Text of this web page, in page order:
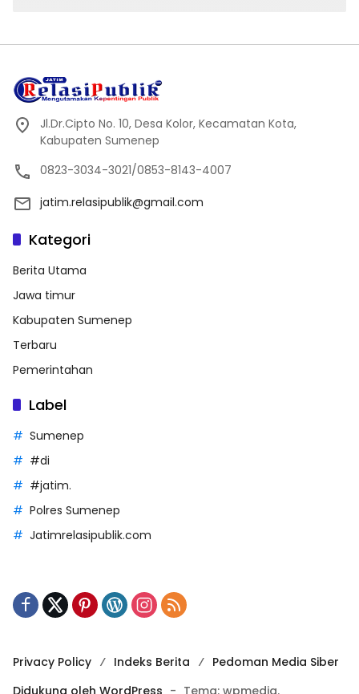
Jl.Dr.Cipto No. 10, Desa Kolor, Kecamatan Kota,
Kabupaten Sumenep
0823-3034-3021/0853-8143-4007
jatim.relasipublik@gmail.com
Kategori
Berita Utama
Jawa timur
Kabupaten Sumenep
Terbaru
Pemerintahan
Label
Sumenep
#di
#jatim.
Polres Sumenep
Jatimrelasipublik.com
Privacy Policy Indeks Berita
Pedoman Media Siber
Didukung oleh WordPress - Tema: wpmedia.